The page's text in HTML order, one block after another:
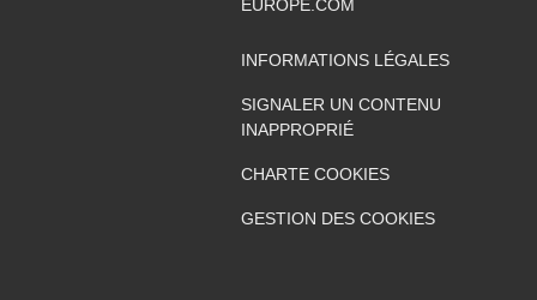
EUROPE.COM
INFORMATIONS LÉGALES
SIGNALER UN CONTENU
INAPPROPRIÉ
CHARTE COOKIES
GESTION DES COOKIES